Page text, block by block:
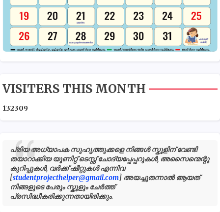
VISITERS THIS MONTH
132309
പ്രിയ അധ്യാപക സുഹൃത്തുക്കളെ നിങ്ങൾ സ്കൂളിന് വേണ്ടി
തയാറാക്കിയ യൂണിറ്റ് ടെസ്റ്റ് ചോദ്യപ്പേപ്പറുകൾ, അസൈന്മെന്റു
കുറിപ്പുകൾ, വർക്ക് ഷീറ്റുകൾ എന്നിവ
[studentprojecthelper@gmail.com] അയച്ചുതന്നാൽ ആയത്
നിങ്ങളുടെ പേരും സ്കൂളും ചേർത്ത്
പ്രസിദ്ധീകരിക്കുന്നതായിരിക്കും.